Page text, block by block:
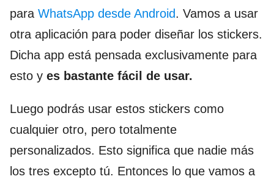
para WhatsApp desde Android. Vamos a usar
otra aplicación para poder diseñar los stickers.
Dicha app está pensada exclusivamente para
esto y es bastante fácil de usar.
Luego podrás usar estos stickers como
cualquier otro, pero totalmente
personalizados. Esto significa que nadie más
los tres excepto tú. Entonces lo que vamos a